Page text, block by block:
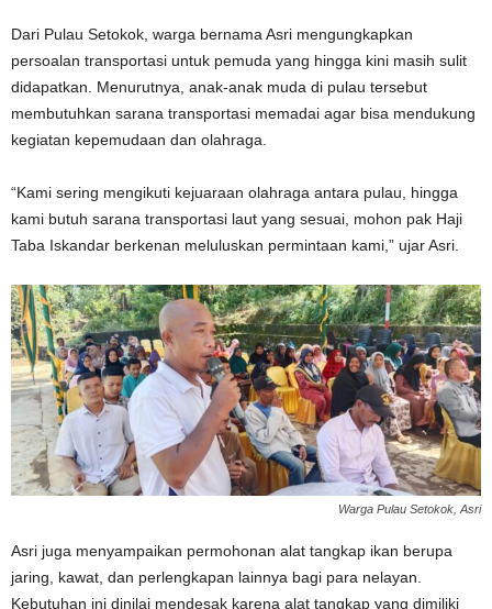
Dari Pulau Setokok, warga bernama Asri mengungkapkan
persoalan transportasi untuk pemuda yang hingga kini masih sulit
didapatkan. Menurutnya, anak-anak muda di pulau tersebut
membutuhkan sarana transportasi memadai agar bisa mendukung
kegiatan kepemudaan dan olahraga.
“Kami sering mengikuti kejuaraan olahraga antara pulau, hingga
kami butuh sarana transportasi laut yang sesuai, mohon pak Haji
Taba Iskandar berkenan meluluskan permintaan kami,” ujar Asri.
Warga Pulau Setokok, Asri
Asri juga menyampaikan permohonan alat tangkap ikan berupa
jaring, kawat, dan perlengkapan lainnya bagi para nelayan.
Kebutuhan ini dinilai mendesak karena alat tangkap yang dimiliki